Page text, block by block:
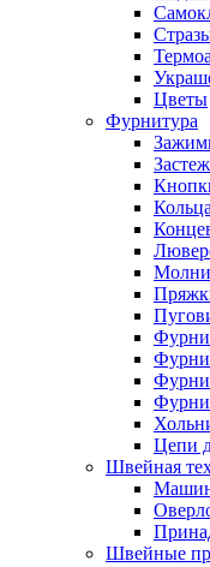
Цветы
Фурнитура
Кольца
Цепи
Швейная
Швейные